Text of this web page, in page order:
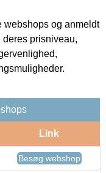
og anmeldt
deres prisniveau,
Link
Besøg webshop